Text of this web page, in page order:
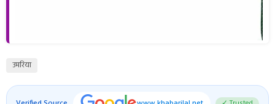
उमरिया